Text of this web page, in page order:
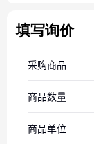
填写询价